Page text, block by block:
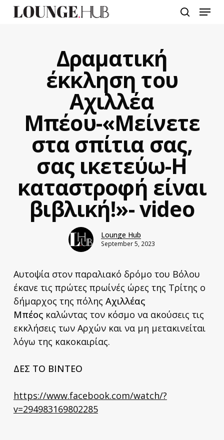
Menu
Δραματική
έκκληση του
Αχιλλέα
Μπέου-«Μείνετε
στα σπίτια σας,
σας ικετεύω-Η
καταστροφή είναι
βιβλική!»- video
Lounge Hub
September 5, 2023
Aυτοψία στον παραλιακό δρόμο του Βόλου
έκανε τις πρώτες πρωίνές ώρες της Τρίτης ο
δήμαρχος της πόλης Αχιλλέας
Μπέοςκαλώντας τον κόσμο να ακούσεις τις
εκκλήσεις των Αρχών και να μη μετακινείται
λόγω της κακοκαιρίας.
ΔΕΣ ΤΟ ΒΙΝΤΕΟ
https://www.facebook.com/watch/?
v=294983169802285